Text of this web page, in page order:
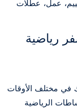
عمل، عطلات
رياضية
في مختلف الأوقات
الرياضية